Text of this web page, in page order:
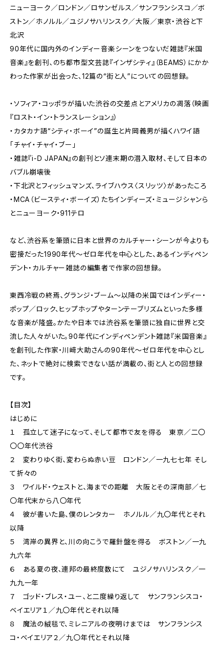
ニューヨーク／ロンドン／ロサンゼルス／サンフランシスコ／ボ
ストン／ホノルル／ユジノサハリンスク／大阪／東京・渋谷と下
北沢
90年代に国内外のインディー音楽シーンをつないだ雑誌『米国
音楽』を創刊、のち都市型文芸誌『インザシティ』（BEAMS）にかか
わった作家が出会った、12篇の“街と人”についての回想録。
・ソフィア・コッポラが描いた渋谷の交差点とアメリカの凋落（映画
『ロスト・イン・トランスレーション』）
・カタカナ語“シティ・ボーイ”の誕生と片岡義男が描くハワイ語
「チャイ・チャイ・ブー」
・雑誌『i-D JAPAN』の創刊とソ連末期の潜入取材、そして日本の
バブル崩壊後
・下北沢とフィッシュマンズ、ライブハウス〈スリッツ〉があったころ
・MCA（ビースティ・ボーイズ）たちインディーズ・ミュージシャンら
とニューヨーク・911テロ
など、渋谷系を筆頭に日本と世界のカルチャー・シーンが今よりも
密接だった1990年代〜ゼロ年代を中心とした、あるインディペン
デント・カルチャー雑誌の編集者で作家の回想録。
東西冷戦の終焉、グランジ・ブーム〜以降の米国ではインディー・
ポップ／ロック、ヒップホップやターンテーブリズムといった多様
な音楽が隆盛。かたや日本では渋谷系を筆頭に独自に世界と交
流した人々がいた。90年代にインディペンデント雑誌『米国音楽』
を創刊した作家・川﨑大助さんの90年代〜ゼロ年代を中心とし
た、ネットで絶対に検索できない話が満載の、街と人との回想録
です。
【目次】
はじめに
１ 孤立して迷子になって、そして都市で友を得る 東京／二〇
〇〇年代渋谷
２ 変わりゆく街、変わらぬ赤い豆 ロンドン／一九七七年 そし
て折々の
３ ワイルド・ウェストと、海までの距離 大阪とその深南部／七
〇年代末から八〇年代
４ 彼が書いた島、僕のレンタカー ホノルル／九〇年代とそれ
以降
５ 湾岸の異界と、川の向こうで羅針盤を得る ボストン／一九
九六年
６ ある夏の夜、連邦の最終度数にて ユジノサハリンスク／一
九九一年
７ ゴッド・ブレス・ユー、と二度繰り返して サンフランシスコ・
ベイエリア１／九〇年代とそれ以降
８ 魔法の絨毯で、ミレニアルの夜明けまでは サンフランシス
コ・ベイエリア２／九〇年代とそれ以降